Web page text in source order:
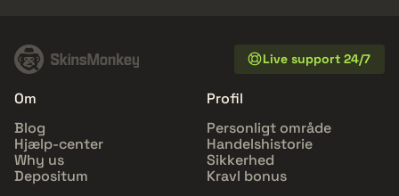
Live support 24/7
Om
Blog
Hjælp-center
Why us
Depositum
Profil
Personligt område
Handelshistorie
Sikkerhed
Kravl bonus